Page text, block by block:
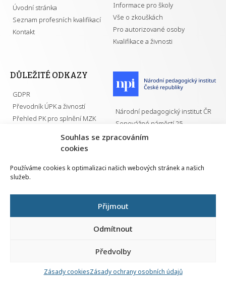
Souhlas se zpracováním
cookies
Používáme cookies k optimalizaci našich webových stránek a našich
služeb.
Přijmout
Odmítnout
Předvolby
Zásady cookiesZásady ochrany osobních údajů
Úvodní stránka
Seznam profesních kvalifikací
Kontakt
Informace pro školy
Vše o zkouškách
Pro autorizované osoby
Kvalifikace a živnosti
DŮLEŽITÉ ODKAZY
GDPR
Převodník ÚPK a živností
Přehled PK pro splnění MZK
Národní pedagogický institut ČR
Senovážné náměstí 25
110 00 Praha 1